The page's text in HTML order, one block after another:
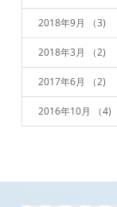
2018年9月 （3)
2018年3月 （2)
2017年6月 （2)
2016年10月 （4)